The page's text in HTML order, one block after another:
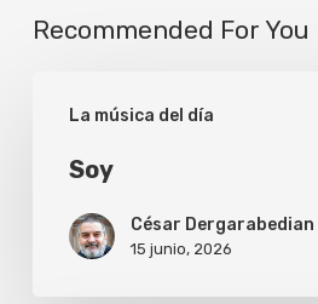
Recommended For You
La música del día
Soy
César Dergarabedian
15 junio, 2026